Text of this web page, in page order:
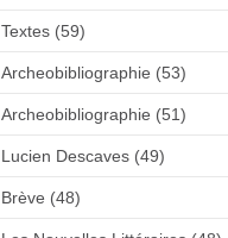
Textes (59)
Archeobibliographie (53)
Archeobibliographie (51)
Lucien Descaves (49)
Brève (48)